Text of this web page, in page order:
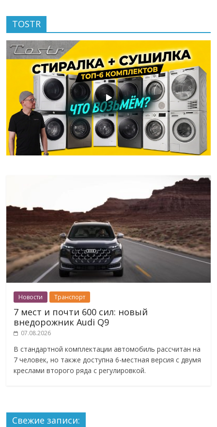
TOSTR
Новости Транспорт
7 мест и почти 600 сил: новый
внедорожник Audi Q9
07.08.2026
В стандартной комплектации автомобиль рассчитан на
7 человек, но также доступна 6-местная версия с двумя
креслами второго ряда с регулировкой.
Свежие записи: